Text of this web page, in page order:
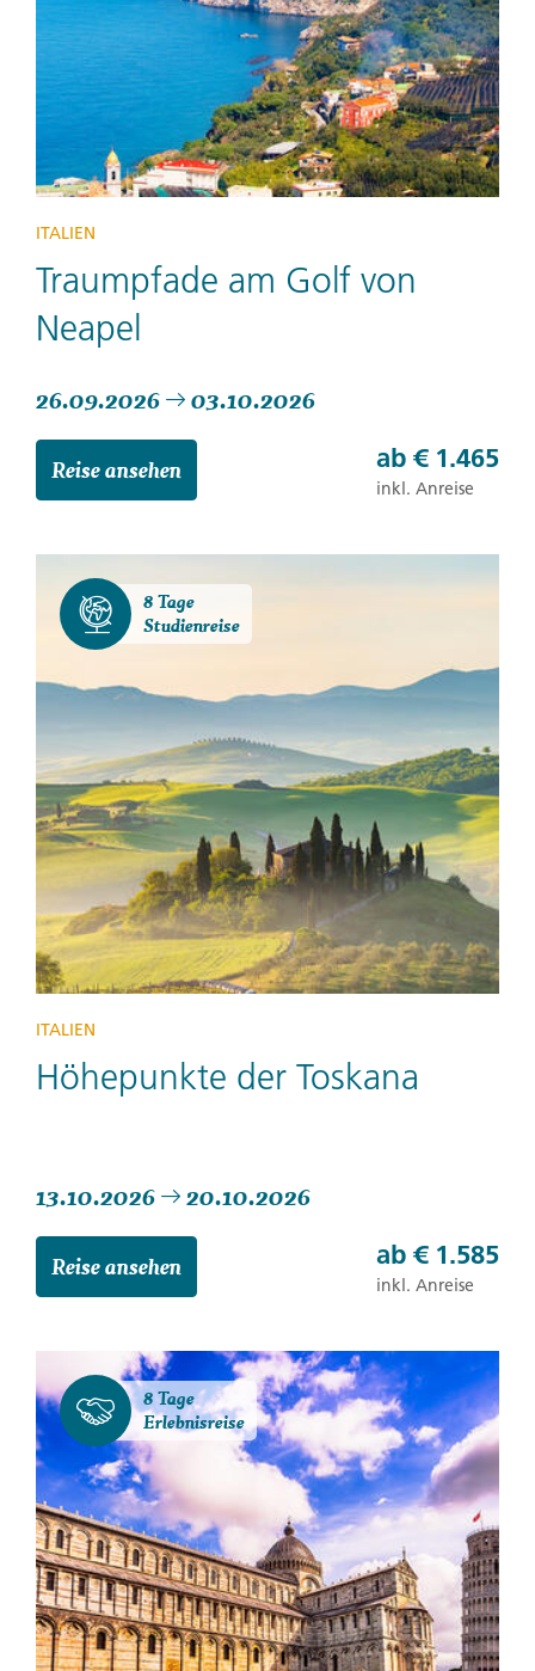
ITALIEN
Traumpfade am Golf von
Neapel
26.09.2026 03.10.2026
Reise ansehen ab € 1.465
inkl. Anreise
8 Tage
Studienreise
ITALIEN
Höhepunkte der Toskana
13.10.2026 20.10.2026
Reise ansehen ab € 1.585
inkl. Anreise
8 Tage
Erlebnisreise